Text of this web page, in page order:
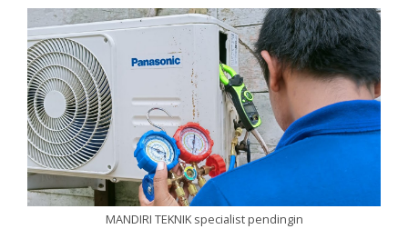
MANDIRI TEKNIK specialist pendingin